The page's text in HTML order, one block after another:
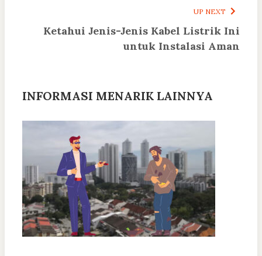
UP NEXT
Ketahui Jenis-Jenis Kabel Listrik Ini
untuk Instalasi Aman
INFORMASI MENARIK LAINNYA